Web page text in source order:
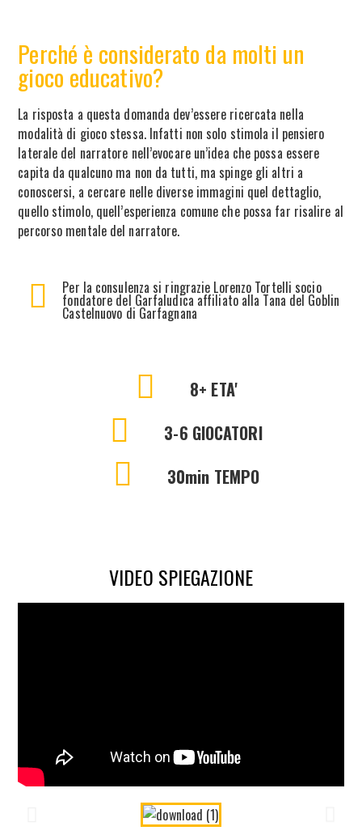
Perché è considerato da molti un
gioco educativo?
La risposta a questa domanda dev’essere ricercata nella
modalità di gioco stessa. Infatti non solo stimola il pensiero
laterale del narratore nell’evocare un’idea che possa essere
capita da qualcuno ma non da tutti, ma spinge gli altri a
conoscersi, a cercare nelle diverse immagini quel dettaglio,
quello stimolo, quell’esperienza comune che possa far risalire al
percorso mentale del narratore.
Per la consulenza si ringrazie Lorenzo Tortelli socio
fondatore del Garfaludica affiliato alla Tana del Goblin
Castelnuovo di Garfagnana
8+ ETA'
3-6 GIOCATORI
30min TEMPO
VIDEO SPIEGAZIONE